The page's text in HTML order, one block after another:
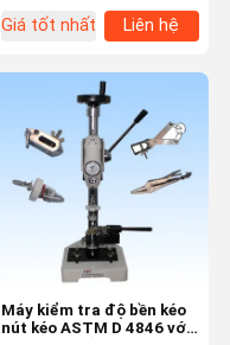
Về Chúng Tôi
Giá tốt nhất
Liên hệ
Máy kiểm tra độ bền kéo
nút kéo ASTM D 4846 với